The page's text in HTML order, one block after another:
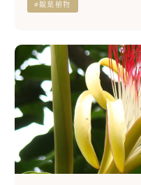
#観葉植物